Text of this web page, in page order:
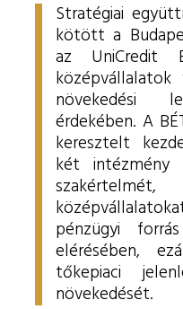
Stratégiai
kötött a
az UniCredit
középvállalatok
növekedési
érdekében. A
keresztelt
két intézmény
pénzügyi
elérésében,
tőkepiaci
növekedését.